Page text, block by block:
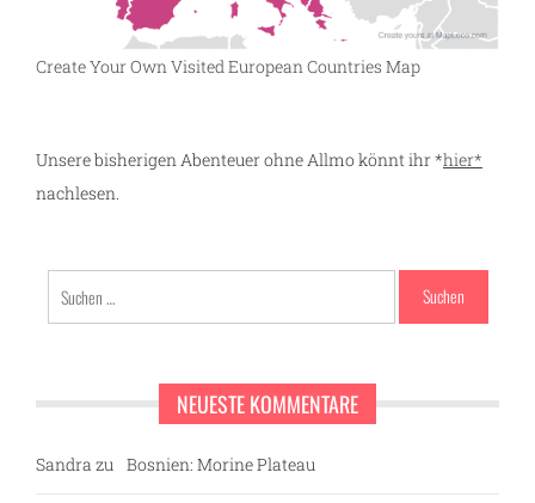
Create Your Own Visited European Countries Map
Unsere bisherigen Abenteuer ohne Allmo könnt ihr *hier*
nachlesen.
nach:
NEUESTE KOMMENTARE
Sandra zu Bosnien: Morine Plateau